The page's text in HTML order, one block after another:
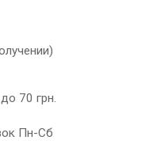
70 грн.
Пн-Сб